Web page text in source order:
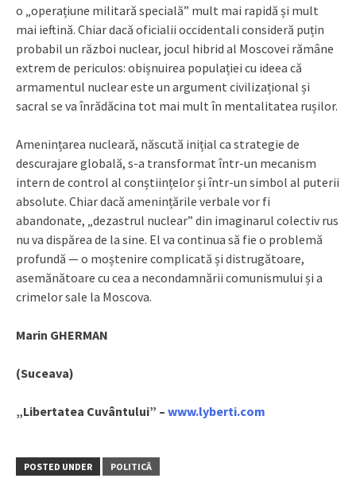
o „operațiune militară specială” mult mai rapidă și mult
mai ieftină. Chiar dacă oficialii occidentali consideră puțin
probabil un război nuclear, jocul hibrid al Moscovei rămâne
extrem de periculos: obișnuirea populației cu ideea că
armamentul nuclear este un argument civilizațional și
sacral se va înrădăcina tot mai mult în mentalitatea rușilor.
Amenințarea nucleară, născută inițial ca strategie de
descurajare globală, s-a transformat într-un mecanism
intern de control al conștiințelor și într-un simbol al puterii
absolute. Chiar dacă amenințările verbale vor fi
abandonate, „dezastrul nuclear” din imaginarul colectiv rus
nu va dispărea de la sine. El va continua să fie o problemă
profundă — o moștenire complicată și distrugătoare,
asemănătoare cu cea a necondamnării comunismului și a
crimelor sale la Moscova.
Marin GHERMAN
(Suceava)
„Libertatea Cuvântului” – www.lyberti.com
POSTED UNDER POLITICĂ